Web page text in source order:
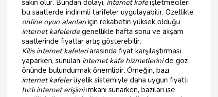
sakin olur. Bundan dolayı, internet kafeişletmecileri
bu saatlerde indirimli tarifeler uygulayabilir. Özellikle
online oyun alanlarıiçin rekabetin yüksek olduğu
internet kafelerdegenellikle hafta sonu ve akşam
saatlerinde fiyatlar artış gösterebilir.
Kilis internet kafeleriarasında fiyat karşılaştırması
yaparken, sunulan internet kafe hizmetlerinide göz
önünde bulundurmak önemlidir. Örneğin, bazı
internet kafelerüyelik sistemiyle daha uygun fiyatlı
hızlı internet erişimiimkanı sunarken, bazıları ise